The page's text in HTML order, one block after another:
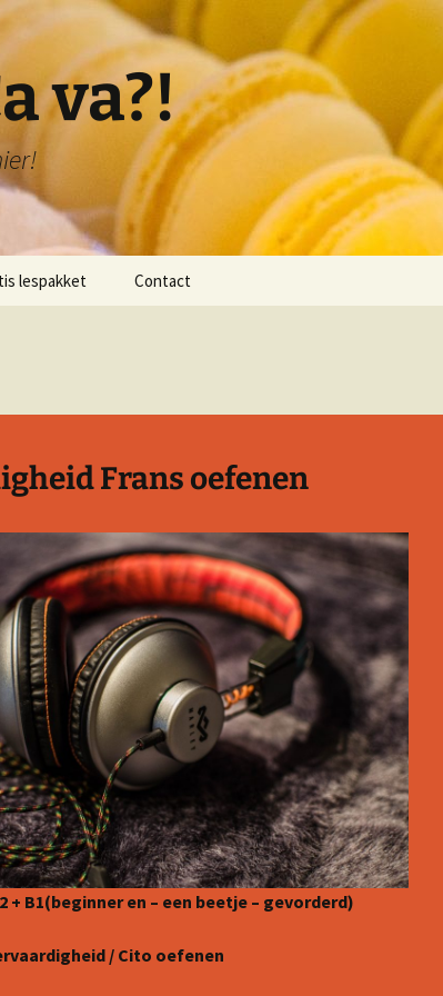
va?!
lespakket
Je compte de 1-20
4: Bon appétit!
5: Un croissant svp!
Quelle heure est-il?
Whatsapp
Joyeux Noël!
Contact
Frans oefenen
+ B1(beginner en – een beetje – gevorderd)
/ Cito oefenen